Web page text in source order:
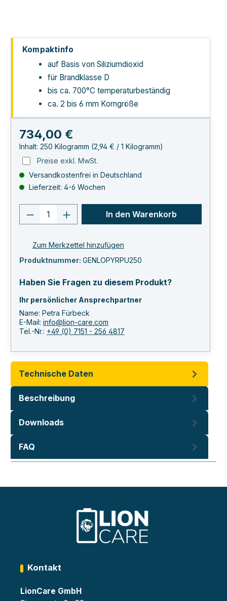
Kompaktinfo
auf Basis von Silizium­dioxid
für Brandklasse D
bis ca. 700°C temperatur­beständig
ca. 2 bis 6 mm Korn­größe
Regulärer Preis:
734,00 €
Inhalt: 250 Kilogramm (2,94 € / 1 Kilogramm)
Preise exkl. MwSt.
Versandkostenfrei in Deutschland
Lieferzeit: 4-6 Wochen
Produkt Anzahl: Gib den
In den Warenkorb
Zum Merkzettel hinzufügen
Produktnummer: GENLOPYRPU250
Haben Sie Fragen zu diesem Produkt?
Ihr persönlicher Ansprechpartner
Name: Petra Fürbeck
E-Mail: info@lion-care.com
Tel.-Nr.: +49 (0) 7151 - 256 4817
Technische Daten
Beschreibung
Downloads
FAQ
Kontakt
LionCare GmbH